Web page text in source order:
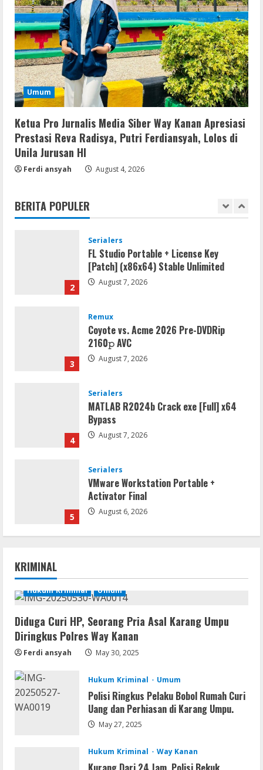
Umum
Ketua Pro Jurnalis Media Siber Way Kanan Apresiasi
Prestasi Reva Radisya, Putri Ferdiansyah, Lolos di
Unila Jurusan HI
Ferdi ansyah August 4, 2026
BERITA POPULER
4
Serialers
MATLAB R2024b Crack exe [Full] x64
Bypass
August 7, 2026
5
Serialers
VMware Workstation Portable +
August 6, 2026
1
VL
Microsoft Office Auto-Activated
2
Serialers
FL Studio Portable + License Key
[Patch] (x86x64) Stable Unlimited
August 7, 2026
3
Remux
Coyote vs. Acme 2026 Pre-DVDRip
2160𝚙 AVC
August 7, 2026
4
Serialers
MATLAB R2024b Crack exe [Full] x64
Bypass
August 7, 2026
5
Serialers
VMware Workstation Portable +
Activator Final
August 6, 2026
1
Serialers
FL Studio Portable + License Key
[Patch] (x86x64) Stable Unlimited
Remux
Coyote vs. Acme 2026 Pre-DVDRip
2160𝚙 AVC
KRIMINAL
Hukum Kriminal Umum
Diduga Curi HP, Seorang Pria Asal Karang Umpu
Diringkus Polres Way Kanan
Ferdi ansyah May 30, 2025
Hukum Kriminal Umum
Polisi Ringkus Pelaku Bobol Rumah Curi
Uang dan Perhiasan di Karang Umpu.
May 27, 2025
Hukum Kriminal Way Kanan